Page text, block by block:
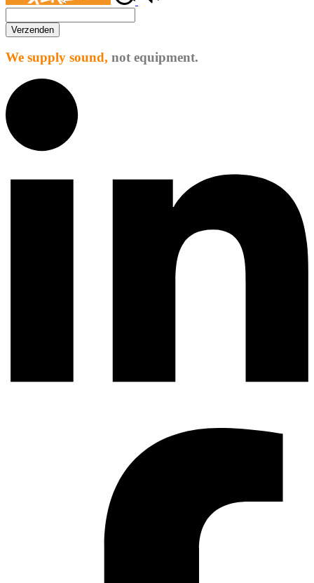
Verzenden
We supply sound, not equipment.